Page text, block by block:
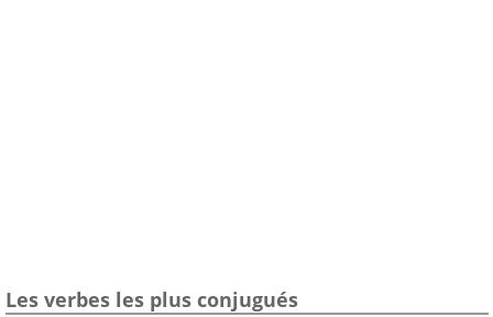
Les verbes les plus conjugués